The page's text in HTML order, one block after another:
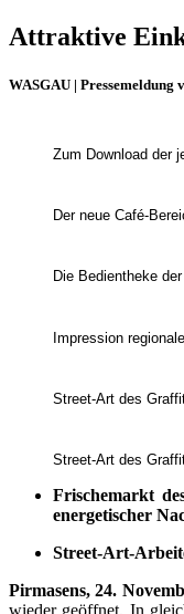
Attraktive
WASGAU | Pressemeldung
Zum Download der
Der neue Café-
Die Bedientheke
Impression
Street-Art des
Street-Art des
Frischemarkt
energetischer
Street-Art-
Pirmasens, 24.